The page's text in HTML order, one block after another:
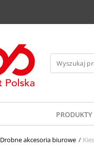
PRODUKTY
Drobne akcesoria biurowe>